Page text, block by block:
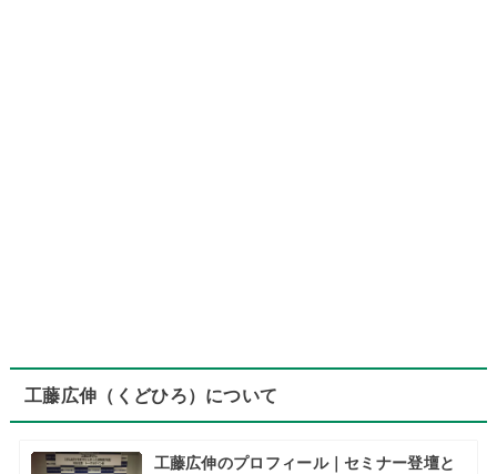
工藤広伸（くどひろ）について
工藤広伸のプロフィール｜セミナー登壇と